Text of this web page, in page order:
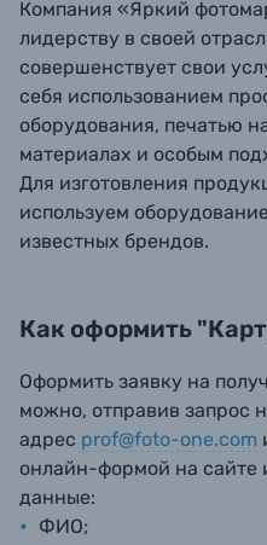
Компания «Яркий
лидерству в своей
совершенствует свои
себя использованием
оборудования, печатью
материалах и особым
Для изготовления
используем
известных брендов.
Как оформить
Оформить заявку на
можно, отправив запрос
адрес prof@foto-one.com
онлайн-формой на сайте
данные:
ФИО;